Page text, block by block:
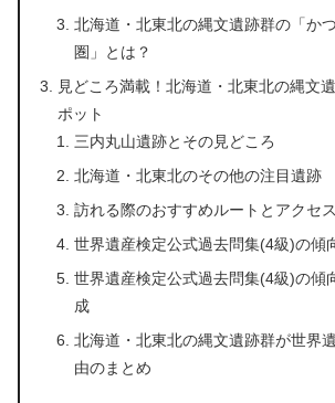
北海道・北東北の縄文遺跡群の「か
圏」とは？
見どころ満載！北海道・北東北の縄文
ポット
三内丸山遺跡とその見どころ
北海道・北東北のその他の注目遺跡
訪れる際のおすすめルートとアクセ
世界遺産検定公式過去問集(4級)の傾
世界遺産検定公式過去問集(4級)の傾
成
北海道・北東北の縄文遺跡群が世界
由のまとめ